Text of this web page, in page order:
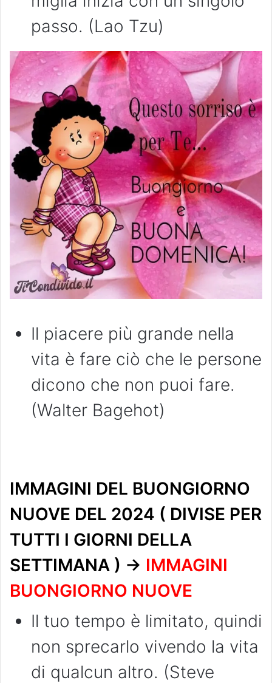
passo. (Lao Tzu)
Il piacere più grande nella
vita è fare ciò che le persone
dicono che non puoi fare.
(Walter Bagehot)
IMMAGINI DEL BUONGIORNO
NUOVE DEL 2024 ( DIVISE PER
TUTTI I GIORNI DELLA
SETTIMANA ) -> IMMAGINI
BUONGIORNO NUOVE
Il tuo tempo è limitato, quindi
non sprecarlo vivendo la vita
di qualcun altro. (Steve